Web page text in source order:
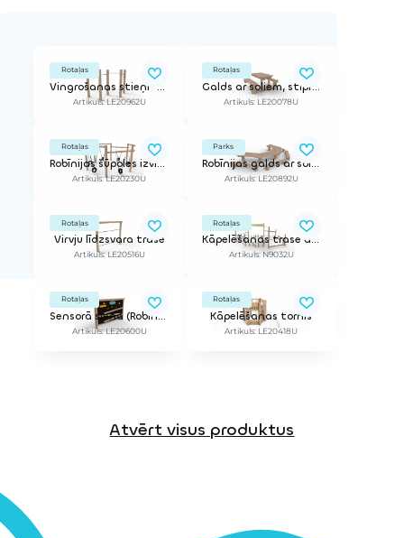
Rotaļas
Vingrošanas stieņi "Zig-Zag"
Artikuls: LE20962U
Rotaļas
Galds ar soliem, stiprināms pie namiņa
Artikuls: LE20078U
Rotaļas
Robīnijas šūpoles izvietotas aplī
Artikuls: LE20230U
Parks
Robīnijas galds ar soliem
Artikuls: LE20892U
Rotaļas
Virvju līdzsvara trase
Artikuls: LE20516U
Rotaļas
Kāpelēšanas trase ar jumtiņu
Artikuls: N9032U
Rotaļas
Sensorā siena (Robinija)
Artikuls: LE20600U
Rotaļas
Kāpelēšanas tornis
Artikuls: LE20418U
Atvērt visus produktus